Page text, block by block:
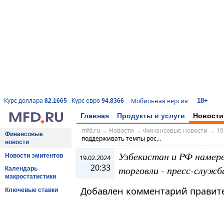
Курс доллара 82.1665 Курс евро 94.8366 Мобильная версия 18+
Главная Продукты и услуги Новости
Финансовые
новости
Новости эмитентов
Календарь
макростатистики
Ключевые ставки
mfd.ru→ Новости → Финансовые новости →
поддерживать темпы рос...
19.02.2024
20:33
Узбекистан и РФ
торговли - пресс-
Добавлен комментарий